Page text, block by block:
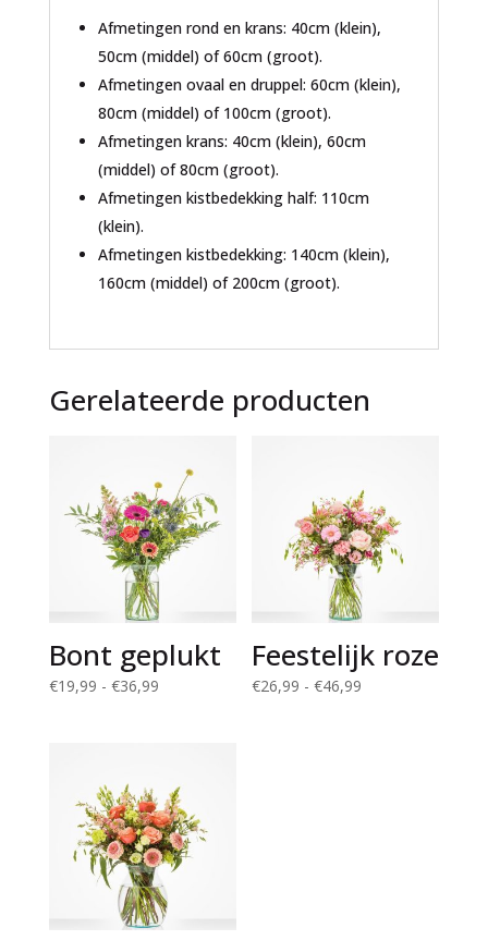
Afmetingen rond en krans: 40cm (klein),
50cm (middel) of 60cm (groot).
Afmetingen ovaal en druppel: 60cm (klein),
80cm (middel) of 100cm (groot).
Afmetingen krans: 40cm (klein), 60cm
(middel) of 80cm (groot).
Afmetingen kistbedekking half: 110cm
(klein).
Afmetingen kistbedekking: 140cm (klein),
160cm (middel) of 200cm (groot).
Gerelateerde producten
Bont geplukt
€19,99 - €36,99Prijsklasse:
Feestelijk roze
€26,99 - €46,99